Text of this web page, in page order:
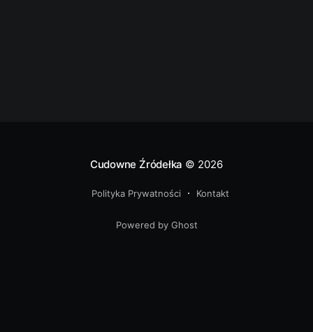
Cudowne Źródełka © 2026
Polityka Prywatności Kontakt
Powered by Ghost